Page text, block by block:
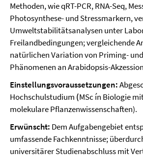
Methoden, wie qRT-PCR, RNA-Seq,
Photosynthese- und Stressmarkern,
Umweltstabilitätsanalysen unter
Freilandbedingungen; vergleichende
natürlichen Variation von Priming-
Phänomenen an Arabidopsis-
Einstellungsvoraussetzungen:
Hochschulstudium (MSc ín Biologie
molekulare Pflanzenwissenschaften).
Erwünscht: Dem Aufgabengebiet
umfassende Fachkenntnisse;
universitärer Studienabschluss mit